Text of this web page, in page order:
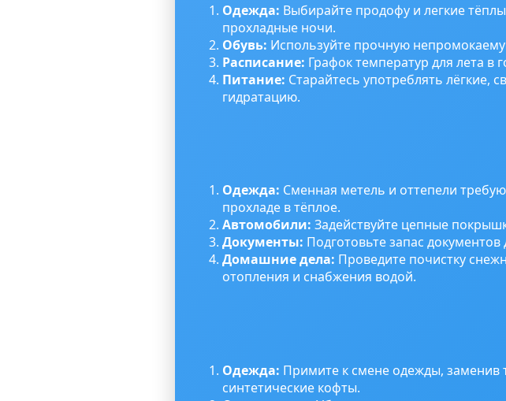
Одежда: Выбирайте продофу и легкие
прохладные ночи.
Обувь: Используйте прочную
Расписание: Графок температур для лета в
Питание: Старайтесь употреблять лёгкие,
гидратацию.
Одежда: Сменная метель и оттепели
прохладе в тёплое.
Автомобили: Задействуйте цепные
Документы: Подготовьте запас
Домашние дела: Проведите почистку
отопления и снабжения водой.
Одежда: Примите к смене одежды, заменив
синтетические кофты.